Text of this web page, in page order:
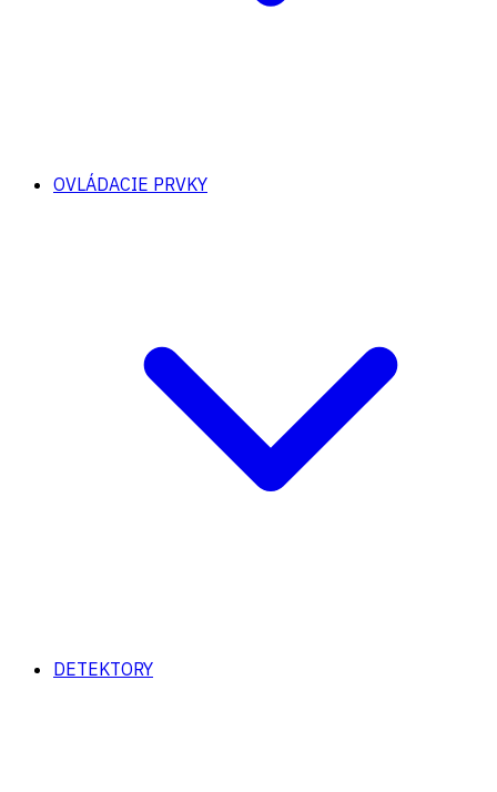
OVLÁDACIE PRVKY
DETEKTORY